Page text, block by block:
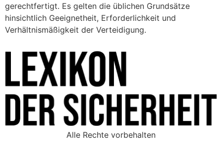
gerechtfertigt. Es gelten die üblichen Grundsätze
hinsichtlich Geeignetheit, Erforderlichkeit und
Verhältnismäßigkeit der Verteidigung.
Alle Rechte vorbehalten